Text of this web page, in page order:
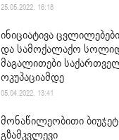
25.05.2022. 16:18
ინიციატივა
და სამოქალაქო
მაგალითები
ოკუპაციამდე
05.04.2022. 13:41
მონაწილეობითი
გზამკვლევი